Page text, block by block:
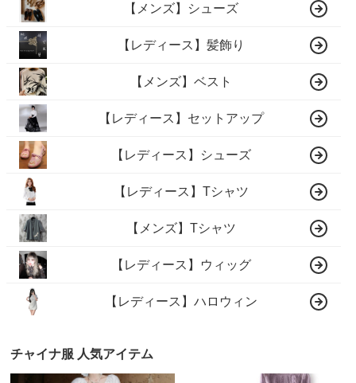
【メンズ】シューズ
【レディース】髪飾り
【メンズ】ベスト
【レディース】セットアップ
【レディース】シューズ
【レディース】Tシャツ
【メンズ】Tシャツ
【レディース】ウィッグ
【レディース】ハロウィン
チャイナ服 人気アイテム